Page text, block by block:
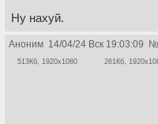
Ну нахуй.
Аноним 14/04/24 Вск 19:03:09 №
513Кб, 1920x1080 261Кб,